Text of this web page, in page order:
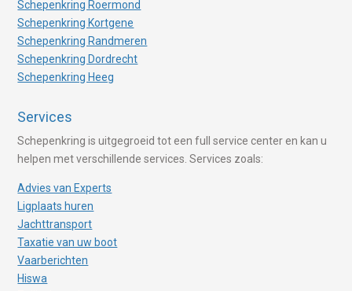
Schepenkring Roermond
Schepenkring Kortgene
Schepenkring Randmeren
Schepenkring Dordrecht
Schepenkring Heeg
Services
Schepenkring is uitgegroeid tot een full service center en kan u
helpen met verschillende services. Services zoals:
Advies van Experts
Ligplaats huren
Jachttransport
Taxatie van uw boot
Vaarberichten
Hiswa